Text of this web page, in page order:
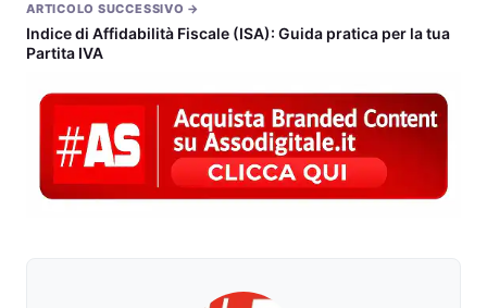
ARTICOLO SUCCESSIVO →
Indice di Affidabilità Fiscale (ISA): Guida pratica per la tua
Partita IVA